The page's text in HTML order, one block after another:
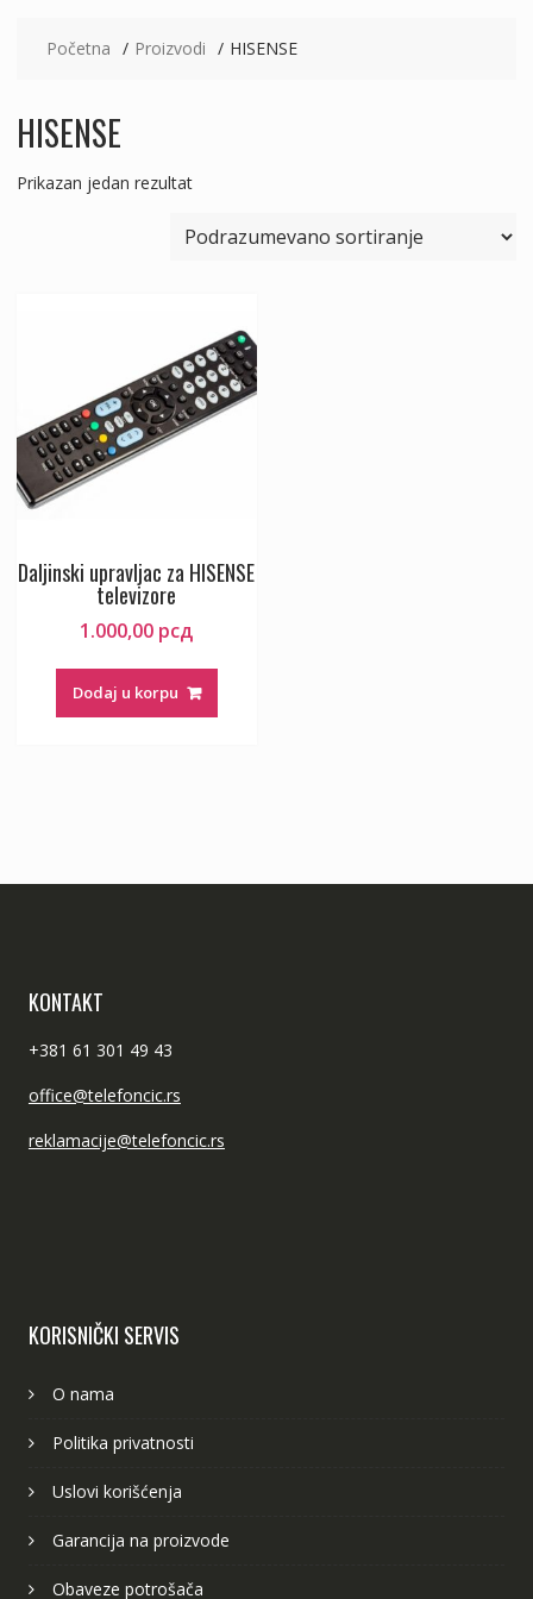
Početna Proizvodi HISENSE
HISENSE
Prikazan jedan rezultat
Daljinski upravljac za HISENSE
televizore
1.000,00 рсд
Dodaj u korpu
KONTAKT
+381 61 301 49 43
office@telefoncic.rs
reklamacije@telefoncic.rs
KORISNIČKI SERVIS
O nama
Politika privatnosti
Uslovi korišćenja
Garancija na proizvode
Obaveze potrošača